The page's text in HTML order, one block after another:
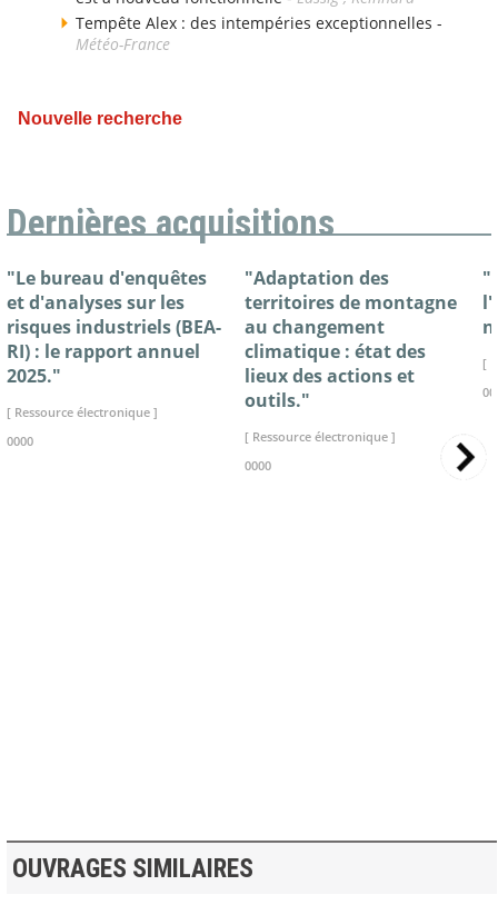
Tempête Alex : des intempéries exceptionnelles -
Météo-France
Nouvelle recherche
Dernières acquisitions
"Le bureau d'enquêtes
et d'analyses sur les
risques industriels (BEA-
RI) : le rapport annuel
2025."
[ Ressource électronique ]
0000
"Adaptation des
territoires de montagne
au changement
climatique : état des
lieux des actions et
outils."
[ Ressource électronique ]
0000
[
OUVRAGES SIMILAIRES